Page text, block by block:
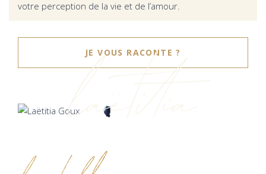
votre perception de la vie et de l’amour.
JE VOUS RACONTE ?
laëtitia